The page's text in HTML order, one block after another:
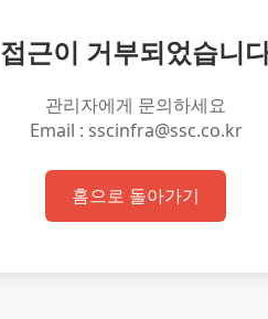
접근이 거부되었습니
관리자에게 문의하세요
Email : sscinfra@ssc.co.kr
홈으로 돌아가기